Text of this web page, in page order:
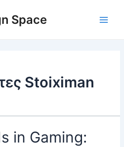
Space
Stoiximan
in Gaming: